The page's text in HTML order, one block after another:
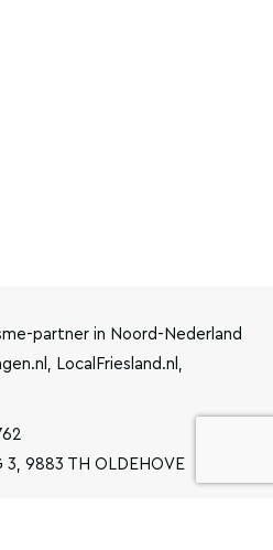
partner in Noord-Nederland
LocalFriesland.nl,
3, 9883 TH OLDEHOVE